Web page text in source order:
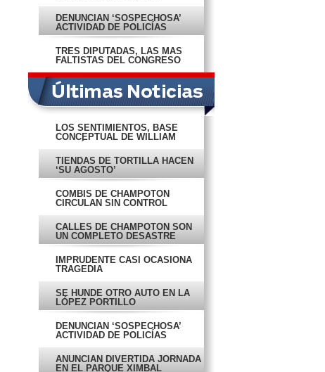
DENUNCIAN ‘SOSPECHOSA’
ACTIVIDAD DE POLICÍAS
TRES DIPUTADAS, LAS MAS
FALTISTAS DEL CONGRESO
LOS SENTIMIENTOS, BASE
CONCEPTUAL DE WILLIAM
TIENDAS DE TORTILLA HACEN
‘SU AGOSTO’
COMBIS DE CHAMPOTÓN
CIRCULAN SIN CONTROL
CALLES DE CHAMPOTÓN SON
UN COMPLETO DESASTRE
IMPRUDENTE CASI OCASIONA
TRAGEDIA
SE HUNDE OTRO AUTO EN LA
LÓPEZ PORTILLO
DENUNCIAN ‘SOSPECHOSA’
ACTIVIDAD DE POLICÍAS
ANUNCIAN DIVERTIDA JORNADA
EN EL PARQUE XIMBAL